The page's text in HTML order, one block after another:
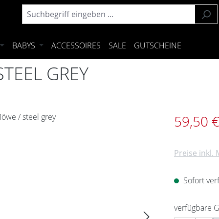
BABYS ACCESSOIRES SALE GUTSCHEINE
GREY
Verkaufspreis:
59,50 €
Preise inkl.
Sofort
verfügbare